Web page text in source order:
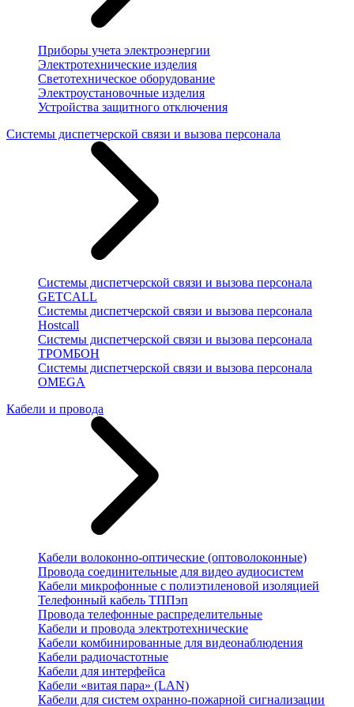
Приборы учета электроэнергии
Электротехнические изделия
Светотехническое оборудование
Электроустановочные изделия
Устройства защитного отключения
Системы диспетчерской связи и вызова персонала
Системы диспетчерской связи и вызова персонала
GETCALL
Системы диспетчерской связи и вызова персонала
Hostcall
Системы диспетчерской связи и вызова персонала
ТРОМБОН
Системы диспетчерской связи и вызова персонала
OMEGA
Кабели и провода
Кабели волоконно-оптические (оптоволоконные)
Провода соединительные для видео аудиосистем
Кабели микрофонные с полиэтиленовой изоляцией
Телефонный кабель ТППэп
Провода телефонные распределительные
Кабели и провода электротехнические
Кабели комбинированные для видеонаблюдения
Кабели радиочастотные
Кабели для интерфейса
Кабели «витая пара» (LAN)
Кабели для систем охранно-пожарной сигнализации